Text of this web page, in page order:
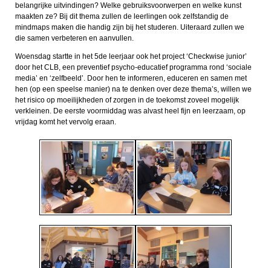
belangrijke uitvindingen? Welke gebruiksvoorwerpen en welke kunst
maakten ze? Bij dit thema zullen de leerlingen ook zelfstandig de
mindmaps maken die handig zijn bij het studeren. Uiteraard zullen we
die samen verbeteren en aanvullen.
Woensdag startte in het 5de leerjaar ook het project ‘Checkwise junior’
door het CLB, een preventief psycho-educatief programma rond ‘sociale
media’ en ‘zelfbeeld’. Door hen te informeren, educeren en samen met
hen (op een speelse manier) na te denken over deze thema’s, willen we
het risico op moeilijkheden of zorgen in de toekomst zoveel mogelijk
verkleinen. De eerste voormiddag was alvast heel fijn en leerzaam, op
vrijdag komt het vervolg eraan.